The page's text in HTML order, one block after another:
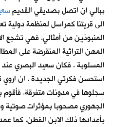
ببالي ان اتصل بصديقي القديم
الى قريتنا كمراسل لمنظمة
المنبوذين من أمثالي. فهي تشجع
المهن التراثية المنقرضة على
المسلوبة . فكان سعيد البصري
استحسن فكرتي الجديدة ، ان
سجلوها في مدونات متفرقة. فأقوم
الجهوري مصحوبا بمؤثرات صوتية
بأعدادها ذلك الابن الفطن. كما